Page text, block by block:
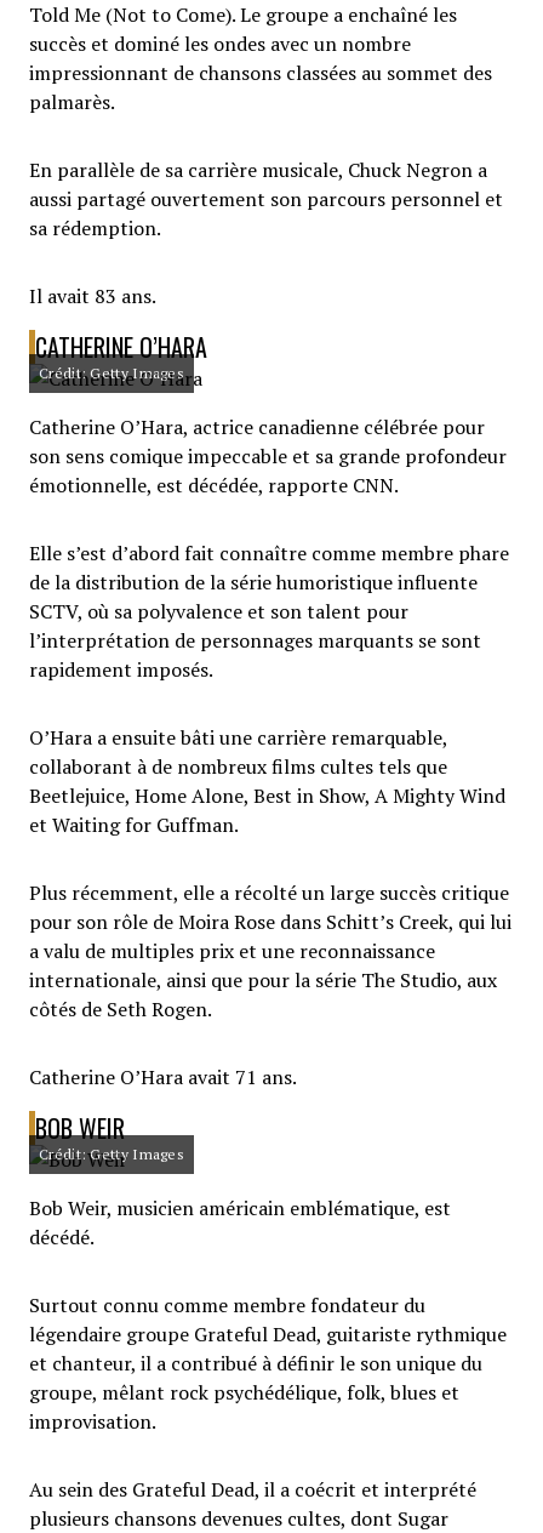
Told Me (Not to Come). Le groupe a enchaîné les
succès et dominé les ondes avec un nombre
impressionnant de chansons classées au sommet des
palmarès.
En parallèle de sa carrière musicale, Chuck Negron a
aussi partagé ouvertement son parcours personnel et
sa rédemption.
Il avait 83 ans.
CATHERINE O’HARA
Crédit: Getty Images
Catherine O’Hara, actrice canadienne célébrée pour
son sens comique impeccable et sa grande profondeur
émotionnelle, est décédée, rapporte CNN.
Elle s’est d’abord fait connaître comme membre phare
de la distribution de la série humoristique influente
SCTV, où sa polyvalence et son talent pour
l’interprétation de personnages marquants se sont
rapidement imposés.
O’Hara a ensuite bâti une carrière remarquable,
collaborant à de nombreux films cultes tels que
Beetlejuice, Home Alone, Best in Show, A Mighty Wind
et Waiting for Guffman.
Plus récemment, elle a récolté un large succès critique
pour son rôle de Moira Rose dans Schitt’s Creek, qui lui
a valu de multiples prix et une reconnaissance
internationale, ainsi que pour la série The Studio, aux
côtés de Seth Rogen.
Catherine O’Hara avait 71 ans.
BOB WEIR
Crédit: Getty Images
Bob Weir, musicien américain emblématique, est
décédé.
Surtout connu comme membre fondateur du
légendaire groupe Grateful Dead, guitariste rythmique
et chanteur, il a contribué à définir le son unique du
groupe, mêlant rock psychédélique, folk, blues et
improvisation.
Au sein des Grateful Dead, il a coécrit et interprété
plusieurs chansons devenues cultes, dont Sugar